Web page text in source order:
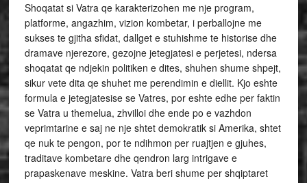
Shoqatat si Vatra qe karakterizohen me nje program,
platforme, angazhim, vizion kombetar, i perballojne me
sukses te gjitha sfidat, dallget e stuhishme te historise dhe
dramave njerezore, gezojne jetegjatesi e perjetesi, ndersa
shoqatat qe ndjekin politiken e dites, shuhen shume shpejt,
sikur vete dita qe shuhet me perendimin e diellit. Kjo eshte
formula e jetegjatesise se Vatres, por eshte edhe per faktin
se Vatra u themelua, zhvilloi dhe ende po e vazhdon
veprimtarine e saj ne nje shtet demokratik si Amerika, shtet
qe nuk te pengon, por te ndihmon per ruajtjen e gjuhes,
traditave kombetare dhe qendron larg intrigave e
prapaskenave meskine. Vatra beri shume per shqiptaret